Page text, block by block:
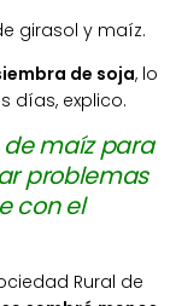
girasol y maíz.
de soja, lo
días, explico.
maíz para
problemas
con el
Rural de